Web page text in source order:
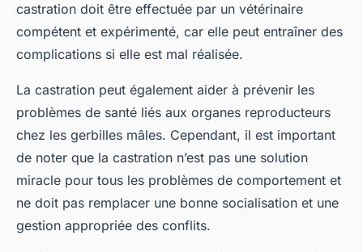
castration doit être effectuée par un vétérinaire
compétent et expérimenté, car elle peut entraîner des
complications si elle est mal réalisée.
La castration peut également aider à prévenir les
problèmes de santé liés aux organes reproducteurs
chez les gerbilles mâles. Cependant, il est important
de noter que la castration n’est pas une solution
miracle pour tous les problèmes de comportement et
ne doit pas remplacer une bonne socialisation et une
gestion appropriée des conflits.